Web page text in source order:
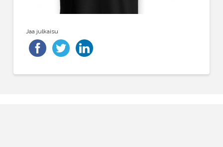
Jaa julkaisu